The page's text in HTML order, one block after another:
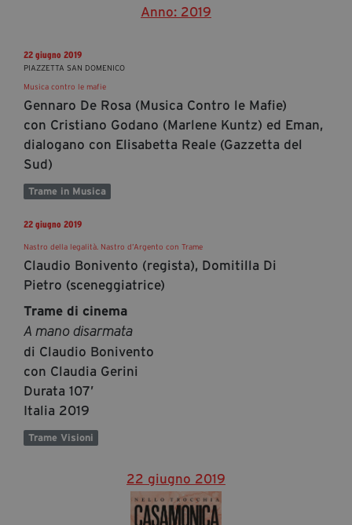
Anno: 2019
22 giugno 2019
PIAZZETTA SAN DOMENICO
Musica contro le mafie
Gennaro De Rosa (Musica Contro le Mafie)
con Cristiano Godano (Marlene Kuntz) ed Eman,
dialogano con Elisabetta Reale (Gazzetta del
Sud)
Trame in Musica
22 giugno 2019
Nastro della legalità. Nastro d’Argento con Trame
Claudio Bonivento (regista), Domitilla Di
Pietro (sceneggiatrice)
Trame di cinema
A mano disarmata
di Claudio Bonivento
con Claudia Gerini
Durata 107’
Italia 2019
Trame Visioni
22 giugno 2019